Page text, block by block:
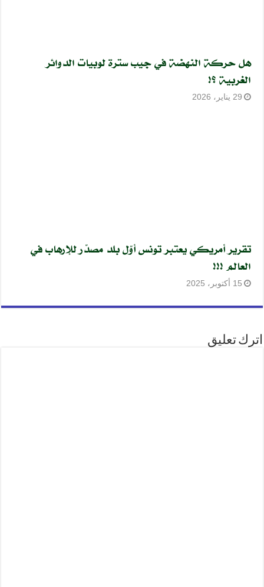
هل حركة النهضة في جيب سترة لوبيات الدوائر
الغربية ؟!
29 يناير، 2026
تقرير أمريكي يعتبر تونس أوّل بلد مصدّر للإرهاب في
العالم !!!
15 أكتوبر، 2025
اترك تعليق